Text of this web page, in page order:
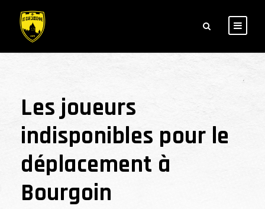
Les joueurs
indisponibles pour le
déplacement à
Bourgoin